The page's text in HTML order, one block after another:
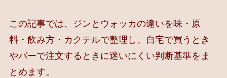
この記事では、ジンとウォッカの違いを味・原
料・飲み方・カクテルで整理し、自宅で買うとき
やバーで注文するときに迷いにくい判断基準をま
とめます。